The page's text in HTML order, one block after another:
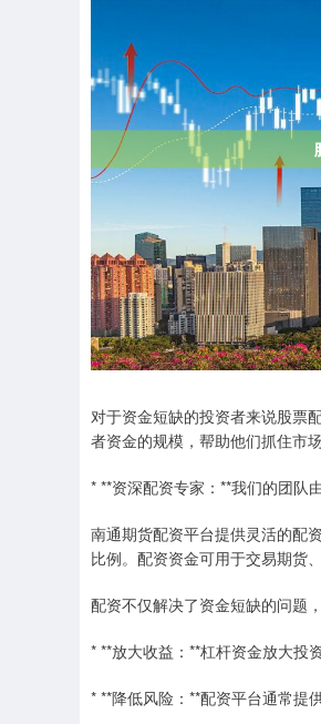
对于资金短缺的投资者来说股票
者资金的规模，帮助他们抓住市
* **资深配资专家：**我们的团队
南通期货配资平台提供灵活的配
比例。配资资金可用于交易期货
配资不仅解决了资金短缺的问题
* **放大收益：**杠杆资金放大投
* **降低风险：**配资平台通常提